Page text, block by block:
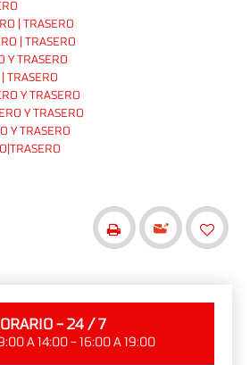
| TRASERO
| TRASERO
Y TRASERO
TRASERO
Y TRASERO
Y TRASERO
Y TRASERO
- 24 / 7
A 14:00 - 16:00 A 19:00